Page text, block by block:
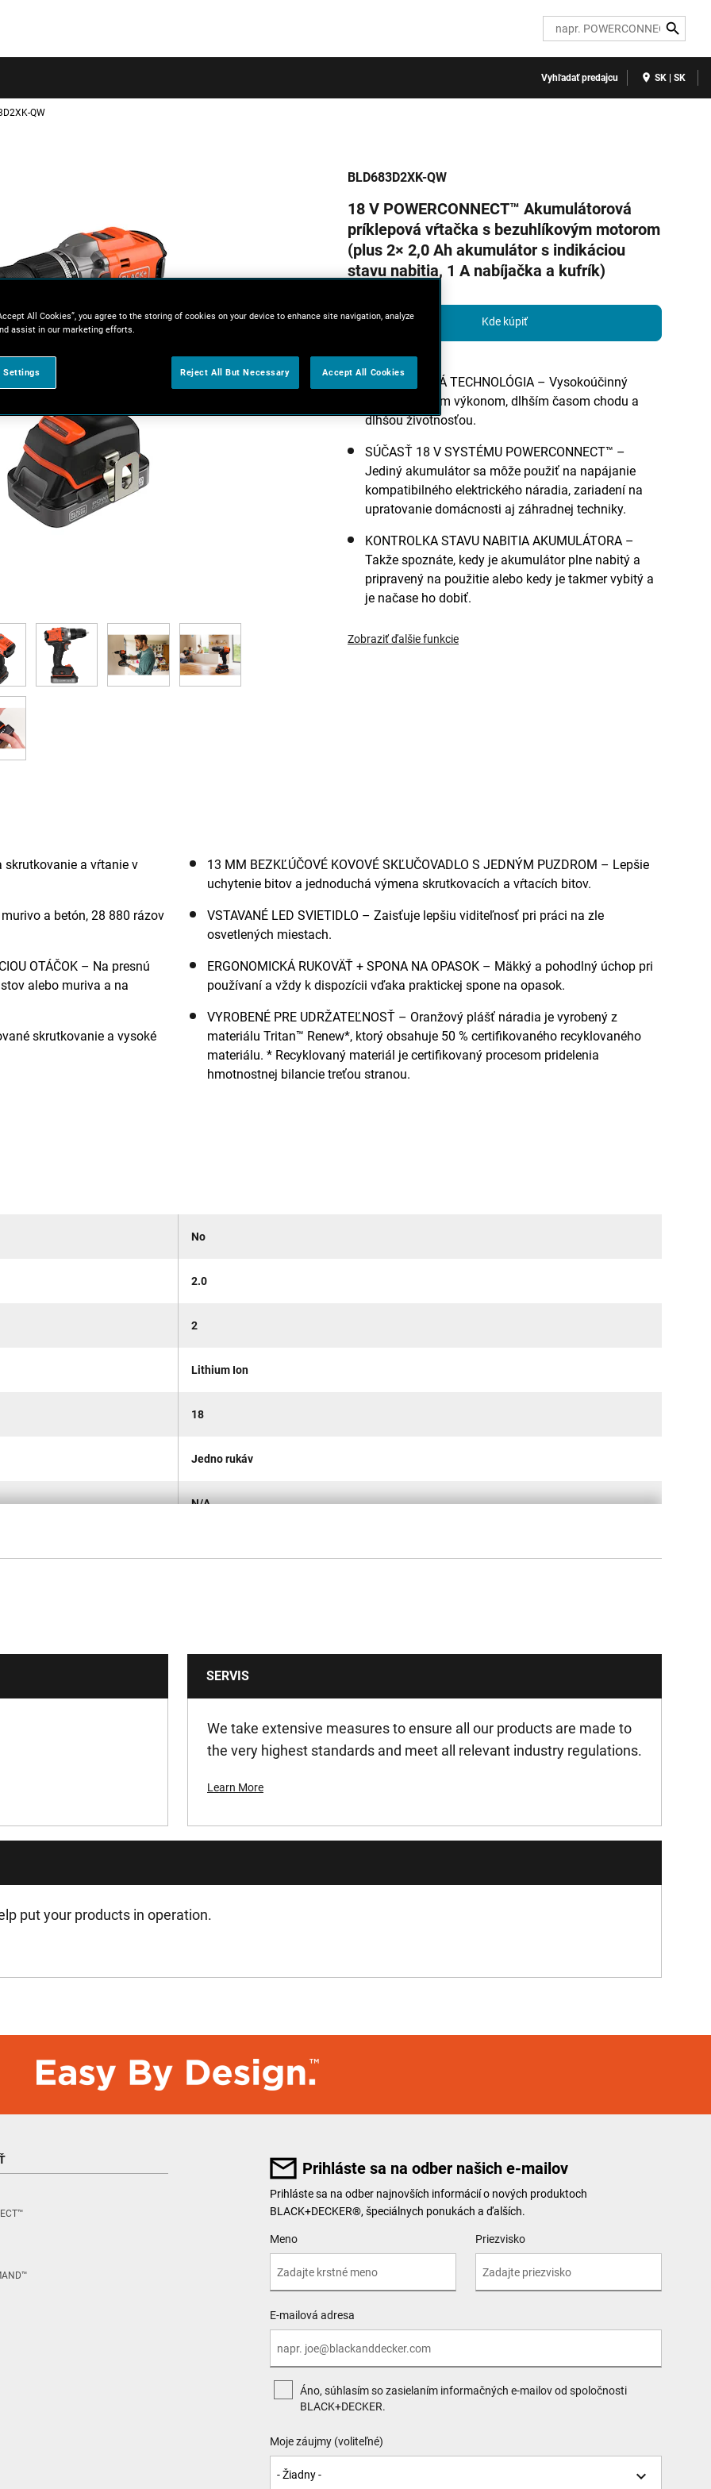
Search
Vyhľadať predajcu SK | SK
QW
BLD683D2XK-QW
18 V POWERCONNECT™ Akumulátorová
príklepová vŕtačka s bezuhlíkovým motorom
(plus 2× 2,0 Ah akumulátor s indikáciou
stavu nabitia, 1 A nabíjačka a kufrík)
Kde kúpiť
BEZUHLÍKOVÁ TECHNOLÓGIA – Vysokoúčinný
motor s vyšším výkonom, dlhším časom chodu a
dlhšou životnosťou.
SÚČASŤ 18 V SYSTÉMU POWERCONNECT™ –
Jediný akumulátor sa môže použiť na napájanie
kompatibilného elektrického náradia, zariadení na
upratovanie domácnosti aj záhradnej techniky.
KONTROLKA STAVU NABITIA AKUMULÁTORA –
Takže spoznáte, kedy je akumulátor plne nabitý a
pripravený na použitie alebo kedy je takmer vybitý a
je načase ho dobiť.
Zobraziť ďalšie funkcie
skrutkovanie a vŕtanie v
a betón, 28 880 rázov
OTÁČOK – Na presnú
alebo muriva a na
skrutkovanie a vysoké
13 MM BEZKĽÚČOVÉ KOVOVÉ SKĽUČOVADLO S JEDNÝM PUZDROM – Lepšie
uchytenie bitov a jednoduchá výmena skrutkovacích a vŕtacích bitov.
VSTAVANÉ LED SVIETIDLO – Zaisťuje lepšiu viditeľnosť pri práci na zle
osvetlených miestach.
ERGONOMICKÁ RUKOVÄŤ + SPONA NA OPASOK – Mäkký a pohodlný úchop pri
používaní a vždy k dispozícii vďaka praktickej spone na opasok.
VYROBENÉ PRE UDRŽATEĽNOSŤ – Oranžový plášť náradia je vyrobený z
materiálu Tritan™ Renew*, ktorý obsahuje 50 % certifikovaného recyklovaného
materiálu. * Recyklovaný materiál je certifikovaný procesom pridelenia
hmotnostnej bilancie treťou stranou.
No
2.0
2
Lithium Ion
18
Jedno rukáv
N/A
109
305
SERVIS
We take extensive measures to ensure all our products are made to
the very highest standards and meet all relevant industry regulations.
Learn More
put your products in operation.
Prihláste sa na odber našich e-mailov
Prihláste sa na odber najnovších informácií o nových produktoch
BLACK+DECKER®, špeciálnych ponukách a ďalších.
User Details
Meno Priezvisko
E-mailová adresa
Áno, súhlasím so zasielaním informačných e-mailov od spoločnosti
BLACK+DECKER.
Moje záujmy (voliteľné)
All Cookies”, you agree to the storing of cookies on your device to enhance site navigation, analyze
assist in our marketing efforts.
Settings Reject All But Necessary Accept All Cookies